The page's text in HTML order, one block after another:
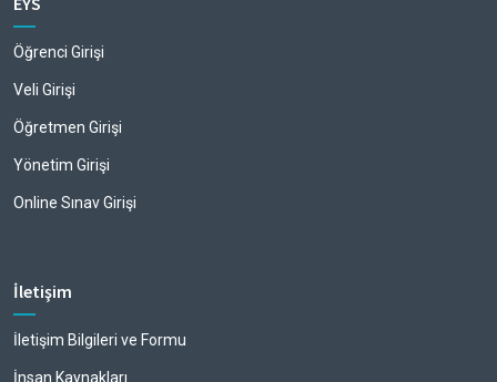
EYS
Öğrenci Girişi
Veli Girişi
Öğretmen Girişi
Yönetim Girişi
Online Sınav Girişi
İletişim
İletişim Bilgileri ve Formu